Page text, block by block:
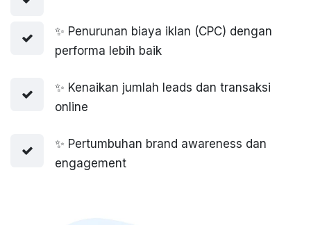
✨ Penurunan biaya iklan (CPC) dengan
performa lebih baik
✨ Kenaikan jumlah leads dan transaksi
online
✨ Pertumbuhan brand awareness dan
engagement